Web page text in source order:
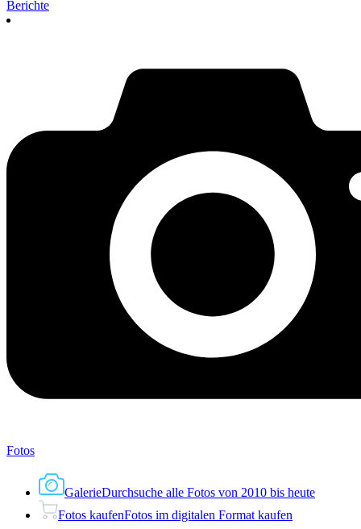
Berichte
Fotos
GalerieDurchsuche alle Fotos von 2010 bis heute
Fotos kaufenFotos im digitalen Format kaufen